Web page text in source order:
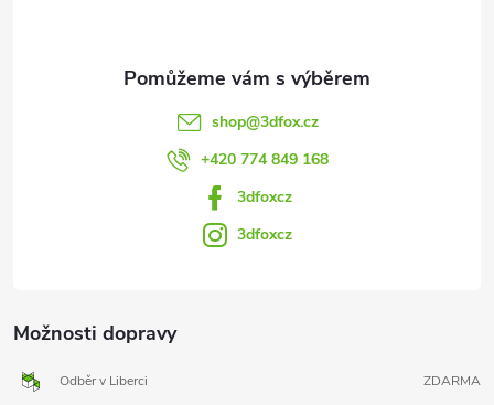
Možnosti dopravy
Odběr v Liberci
ZDARMA
shop@3dfox.cz
+420 774 849 168
3dfoxcz
3dfoxcz